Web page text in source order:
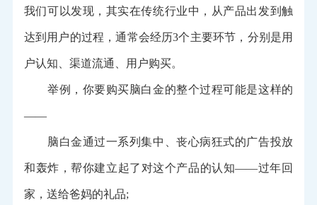
我们可以发现，其实在传统行业中，从产品出发到触
达到用户的过程，通常会经历3个主要环节，分别是用
户认知、渠道流通、用户购买。
举例，你要购买脑白金的整个过程可能是这样的
——
脑白金通过一系列集中、丧心病狂式的广告投放
和轰炸，帮你建立起了对这个产品的认知——过年回
家，送给爸妈的礼品;